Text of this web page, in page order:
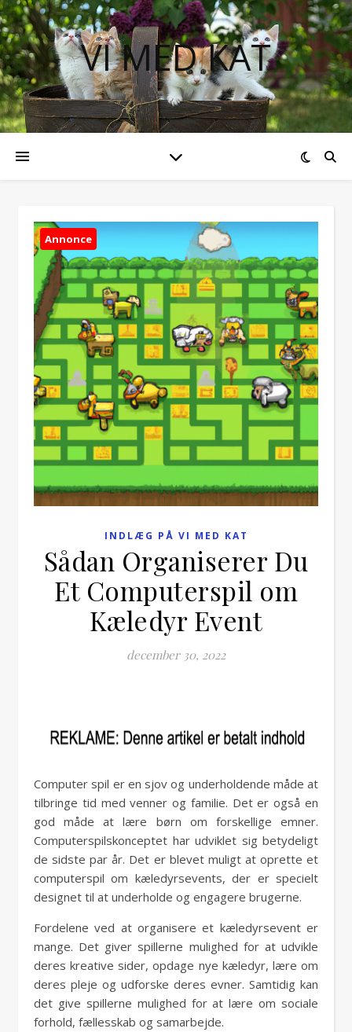
VI MED KAT
Annonce
INDLÆG PÅ VI MED KAT
Sådan Organiserer Du
Et Computerspil om
Kæledyr Event
december 30, 2022
Computer spil er en sjov og underholdende måde at
tilbringe tid med venner og familie. Det er også en
god måde at lære børn om forskellige emner.
Computerspilskonceptet har udviklet sig betydeligt
de sidste par år. Det er blevet muligt at oprette et
computerspil om kæledyrsevents, der er specielt
designet til at underholde og engagere brugerne.
Fordelene ved at organisere et kæledyrsevent er
mange. Det giver spillerne mulighed for at udvikle
deres kreative sider, opdage nye kæledyr, lære om
deres pleje og udforske deres evner. Samtidig kan
det give spillerne mulighed for at lære om sociale
forhold, fællesskab og samarbejde.